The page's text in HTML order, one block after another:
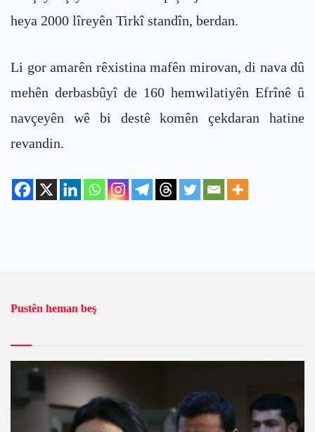
heya 2000 lîreyên Tirkî standîn, berdan.
Li gor amarên rêxistina mafên mirovan, di nava dû
mehên derbasbûyî de 160 hemwilatiyên Efrînê û
navçeyên wê bi destê komên çekdaran hatine
revandin.
Pustên heman beş